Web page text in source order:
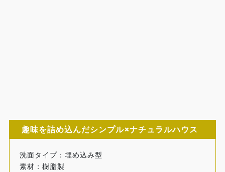
趣味を詰め込んだシンプル×ナチュラルハウス
洗面タイプ：埋め込み型
素材：樹脂製